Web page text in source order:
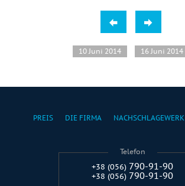
10 Juni 2014 16 Juni 2014
PREIS DIE FIRMA NACHSCHLAGEWERK
Telefon
+38 (056) 790-91-90
+38 (056) 790-91-90